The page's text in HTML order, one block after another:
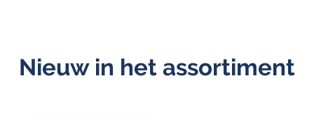
Nieuw in het assortiment